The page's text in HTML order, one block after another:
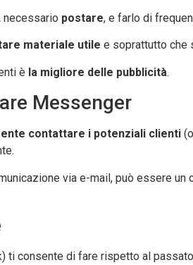
necessario postare, e farlo di
materiale utile e soprattutto che
è la migliore delle pubblicità.
Messenger
contattare i potenziali clienti
via e-mail, può essere
ti consente di fare rispetto al